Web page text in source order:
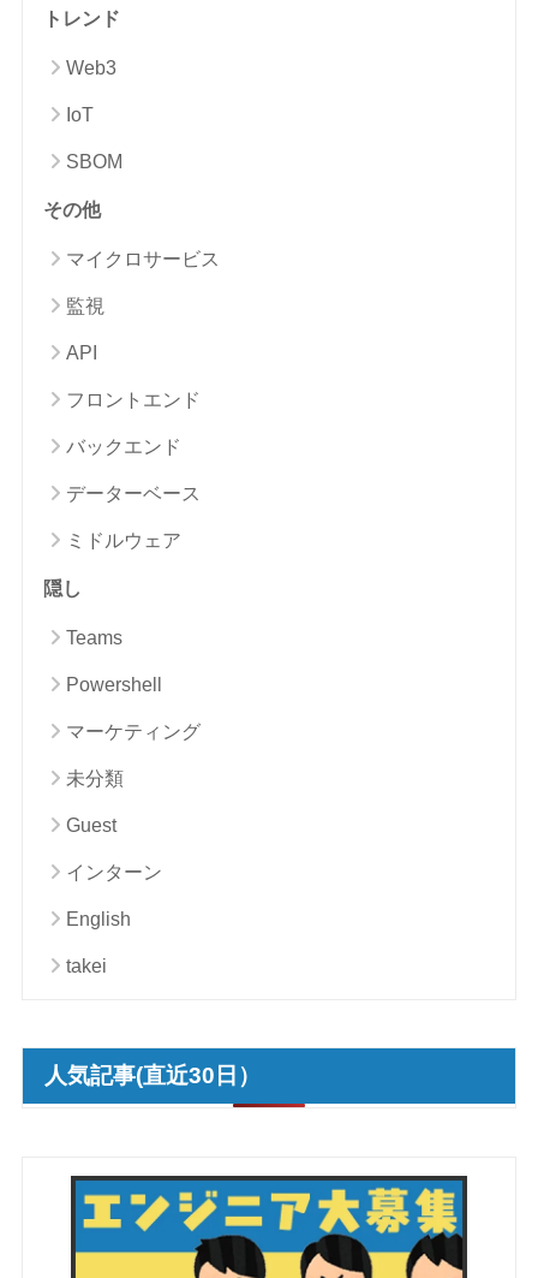
トレンド
Web3
IoT
SBOM
その他
マイクロサービス
監視
API
フロントエンド
バックエンド
データーベース
ミドルウェア
隠し
Teams
Powershell
マーケティング
未分類
Guest
インターン
English
takei
人気記事(直近30日）